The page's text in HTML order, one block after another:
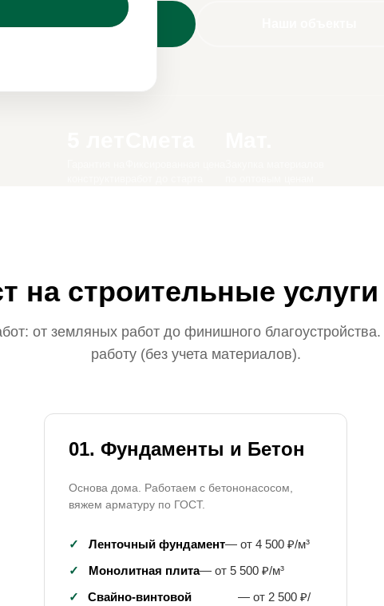
Рассчитать смету
на строительные
от земляных работ до финишного
работу (без учета материалов).
01. Фундаменты и Бетон
Основа дома. Работаем с бетононасосом,
вяжем арматуру по ГОСТ.
✓ Ленточный фундамент— от 4 500 ₽/м³
✓
Монолитная плита— от 5 500 ₽/м³
✓
Свайно-винтовой
— от 2 500 ₽/